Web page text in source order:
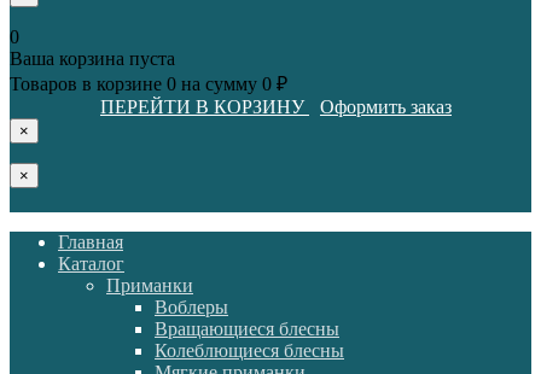
0
Ваша корзина пуста
Товаров в корзине 0 на сумму 0 ₽
ПЕРЕЙТИ В КОРЗИНУ
Оформить заказ
×
×
Главная
Каталог
Приманки
Воблеры
Вращающиеся блесны
Колеблющиеся блесны